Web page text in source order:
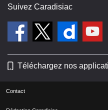
Suivez Caradisiac
Téléchargez nos
Contact